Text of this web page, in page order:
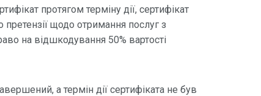
протягом терміну дії, сертифікат
щодо отримання послуг з
на відшкодування 50% вартості
а термін дії сертифіката не був